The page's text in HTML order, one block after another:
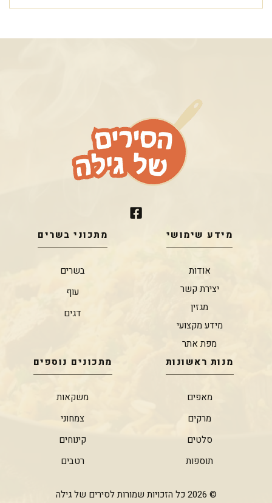
מידע שימושי
אודות
יצירת קשר
מגזין
מידע מקצועי
מפת אתר
מתכוני בשרים
בשרים
עוף
דגים
מנות ראשונות
מאפים
מרקים
סלטים
תוספות
מתכונים נוספים
משקאות
צמחוני
קינוחים
רטבים
© 2026 כל הזכויות שמורות לסירים של גילה